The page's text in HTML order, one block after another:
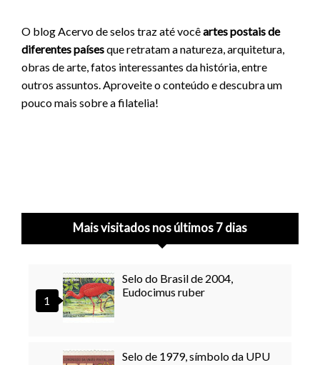
O blog Acervo de selos traz até vocêartes postais de
diferentes paísesque retratam a natureza, arquitetura,
obras de arte, fatos interessantes da história, entre
outros assuntos. Aproveite o conteúdo e descubra um
pouco mais sobre a filatelia!
Mais visitados nos últimos 7 dias
Selo do Brasil de 2004,
Eudocimus ruber
Selo de 1979, símbolo da UPU